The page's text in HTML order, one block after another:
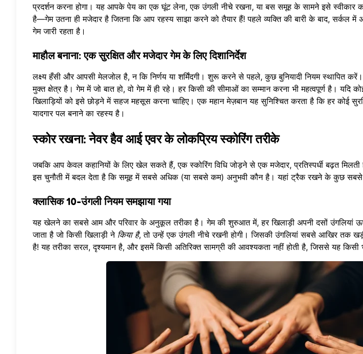
प्रदर्शन करना होगा। यह आपके पेय का एक घूंट लेना, एक उंगली नीचे रखना, या बस समूह के सामने इसे स्वीकार
है—गेम उतना ही मजेदार है जितना कि आप रहस्य साझा करने को तैयार हैं! पहले व्यक्ति की बारी के बाद, सर्कल
गेम जारी रहता है।
माहौल बनाना: एक सुरक्षित और मजेदार गेम के लिए दिशानिर्देश
लक्ष्य हँसी और आपसी मेलजोल है, न कि निर्णय या शर्मिंदगी। शुरू करने से पहले, कुछ बुनियादी नियम स्थापित
मुक्त क्षेत्र है। गेम में जो बात हो, वो गेम में ही रहे। हर किसी की सीमाओं का सम्मान करना भी महत्वपूर्ण है। यदि
खिलाड़ियों को इसे छोड़ने में सहज महसूस करना चाहिए। एक महान मेज़बान यह सुनिश्चित करता है कि हर कोई
यादगार पल बनाने का रहस्य है।
स्कोर रखना: नेवर हैव आई एवर के लोकप्रिय स्कोरिंग तरीके
जबकि आप केवल कहानियों के लिए खेल सकते हैं, एक स्कोरिंग विधि जोड़ने से एक मजेदार, प्रतिस्पर्धी बढ़त मिलती
इस चुनौती में बदल देता है कि समूह में सबसे अधिक (या सबसे कम) अनुभवी कौन है। यहां ट्रैक रखने के कुछ सबसे
क्लासिक 10-उंगली नियम समझाया गया
यह खेलने का सबसे आम और परिवार के अनुकूल तरीका है। गेम की शुरुआत में, हर खिलाड़ी अपनी दसों उंगलियां
जाता है जो किसी खिलाड़ी ने किया है, तो उन्हें एक उंगली नीचे रखनी होगी। जिसकी उंगलियां सबसे आखिर तक
है! यह तरीका सरल, दृश्यमान है, और इसमें किसी अतिरिक्त सामग्री की आवश्यकता नहीं होती है, जिससे यह किसी